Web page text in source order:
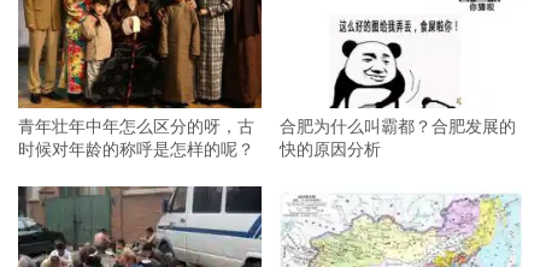
青年壮年中年怎么区分的呀，古
时候对年龄的称呼是怎样的呢？
合肥为什么叫霸都？合肥发展的
快的原因分析